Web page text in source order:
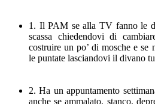
1. Il PAM se alla TV fanno le
scassa chiedendovi di
costruire un po’ di mosche e se
le puntate lasciandovi il divano
2. Ha un appuntamento
anche se ammalato, stanco,